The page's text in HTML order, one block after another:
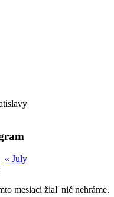
« July
mesiaci žiaľ nič nehráme.